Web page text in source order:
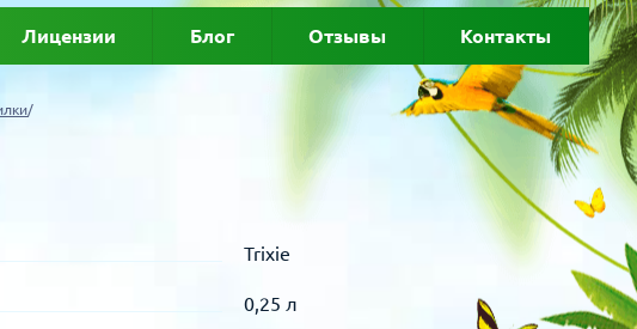
Лицензии Блог Отзывы Контакты
Trixie
0,25 л